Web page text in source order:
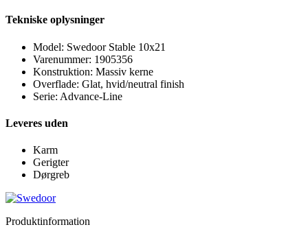
Tekniske oplysninger
Model: Swedoor Stable 10x21
Varenummer: 1905356
Konstruktion: Massiv kerne
Overflade: Glat, hvid/neutral finish
Serie: Advance-Line
Leveres uden
Karm
Gerigter
Dørgreb
Produktinformation